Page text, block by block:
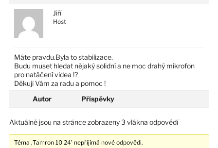
Jiří
Host
Máte pravdu.Byla to stabilizace.
Budu muset hledat nějaký solidní a ne moc drahý mikrofon
pro natáčení videa !?
Děkuji Vám za radu a pomoc !
Autor
Příspěvky
Aktuálně jsou na stránce zobrazeny 3 vlákna odpovědí
Téma ‚Tamron 10 24’ nepřijímá nové odpovědi.